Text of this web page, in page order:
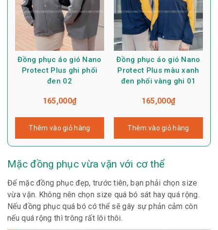
Đồng phục áo gió Nano
Protect Plus ghi phối
đen 02
165,000₫
Thêm vào giỏ hàng
Đồng phục áo gió Nano
Protect Plus màu xanh
đen phối vàng ghi 01
165,000₫
Thêm vào giỏ hàng
Mặc đồng phục vừa vặn với cơ thể
Để mặc đồng phục đẹp, trước tiên, bạn phải chọn size
vừa vặn. Không nên chọn size quá bó sát hay quá rộng.
Nếu đồng phục quá bó có thể sẽ gây sự phản cảm còn
nếu quá rộng thì trông rất lôi thôi.